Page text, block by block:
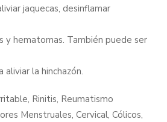
jaquecas, desinflamar
y hematomas. También puede ser
aliviar la hinchazón.
Rinitis, Reumatismo
Menstruales, Cervical, Cólicos,